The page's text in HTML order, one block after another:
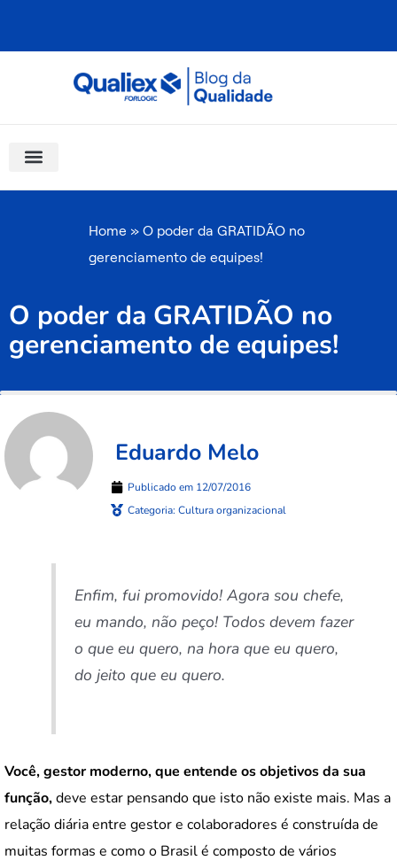
Home » O poder da GRATIDÃO no
gerenciamento de equipes!
O poder da GRATIDÃO no
gerenciamento de equipes!
Eduardo Melo
Publicado em 12/07/2016
Categoria: Cultura organizacional
Enfim, fui promovido! Agora sou chefe,
eu mando, não peço! Todos devem fazer
o que eu quero, na hora que eu quero,
do jeito que eu quero.
Você, gestor moderno, que entende os objetivos da sua
função,deve estar pensando que isto não existe mais. Mas a
relação diária entre gestor e colaboradores é construída de
muitas formas e como o Brasil é composto de vários